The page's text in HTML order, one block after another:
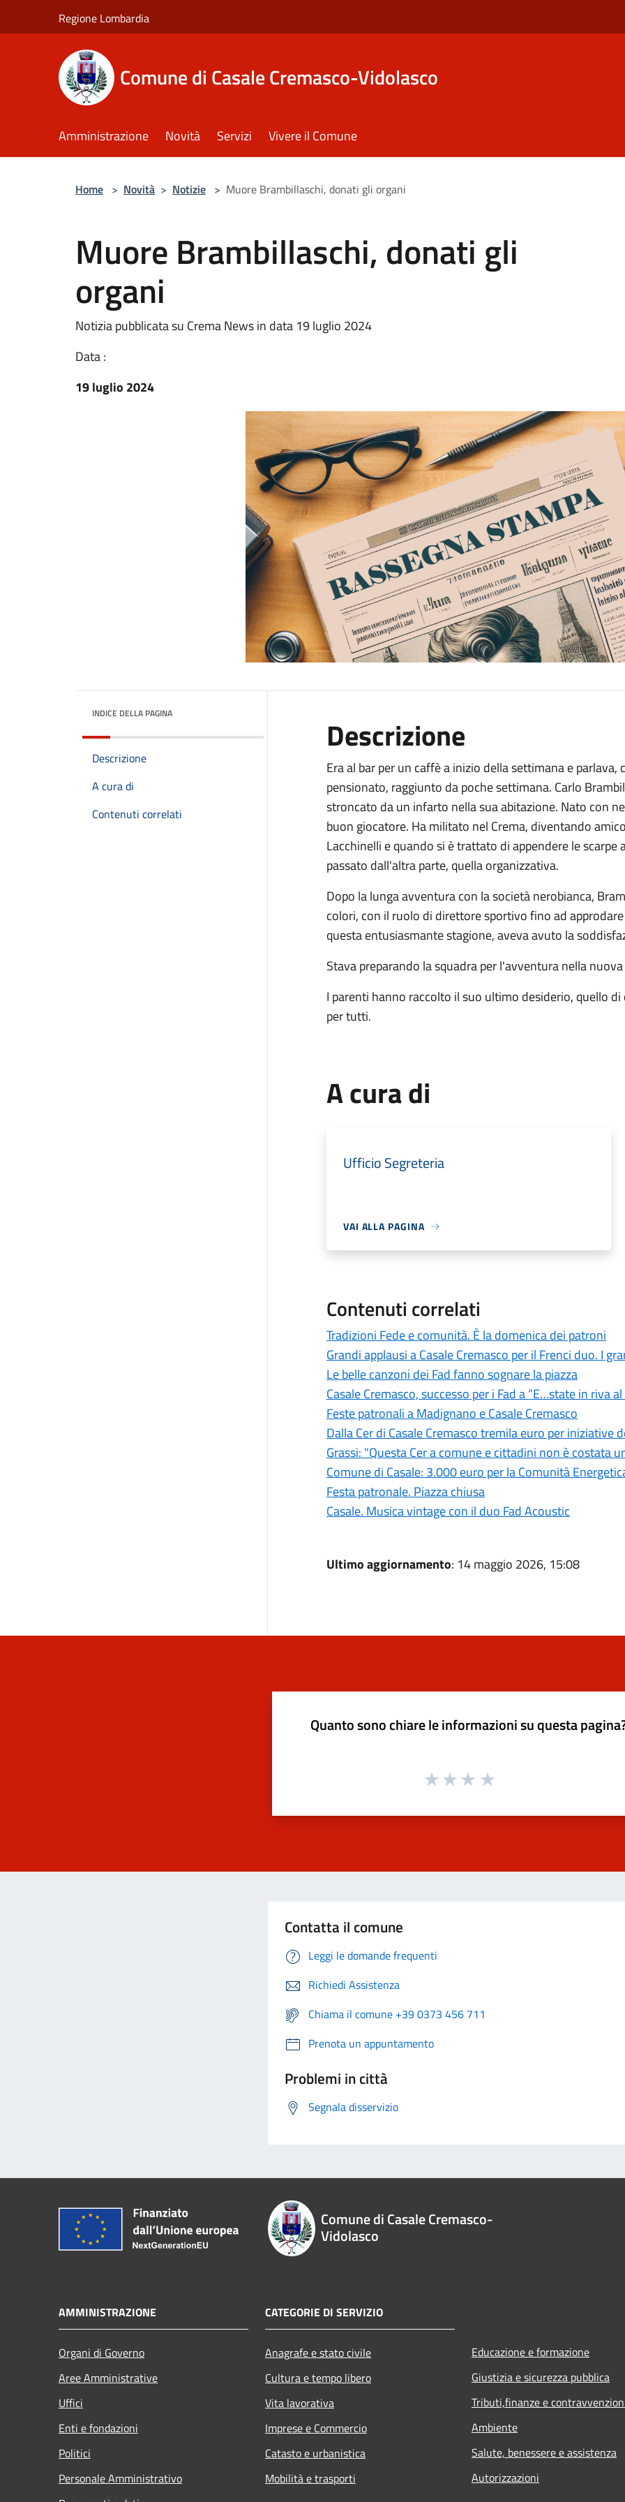
Regione Lombardia
Comune di Casale Cremasco-Vidolasco
Amministrazione Novità Servizi Vivere il Comune
Home > Novità > Notizie > Muore Brambillaschi, donati gli organi
Muore Brambillaschi, donati gli
organi
Notizia pubblicata su Crema News in data 19 luglio 2024
Data :
19 luglio 2024
INDICE DELLA PAGINA
Descrizione
A cura di
Contenuti correlati
Descrizione
Era al bar per un caffè a inizio della settimana e
pensionato, raggiunto da poche settimana. Carlo
stroncato da un infarto nella sua abitazione. Nato con
buon giocatore. Ha militato nel Crema, diventando
Lacchinelli e quando si è trattato di appendere le
passato dall'altra parte, quella organizzativa.
Dopo la lunga avventura con la società nerobianca,
colori, con il ruolo di direttore sportivo fino ad
questa entusiasmante stagione, aveva avuto la
Stava preparando la squadra per l'avventura nella
I parenti hanno raccolto il suo ultimo desiderio, quello
per tutti.
A cura di
Ufficio Segreteria
VAI ALLA PAGINA
Contenuti correlati
Tradizioni Fede e comunità. È la domenica dei patroni
Grandi applausi a Casale Cremasco per il Frenci duo. I
Le belle canzoni dei Fad fanno sognare la piazza
Casale Cremasco, successo per i Fad a “E…state in riva
Feste patronali a Madignano e Casale Cremasco
Dalla Cer di Casale Cremasco tremila euro per
Grassi: "Questa Cer a comune e cittadini non è costata
Comune di Casale: 3.000 euro per la Comunità
Festa patronale. Piazza chiusa
Casale. Musica vintage con il duo Fad Acoustic
Ultimo aggiornamento: 14 maggio 2026, 15:08
Quanto sono chiare le informazioni su questa
Contatta il comune
Leggi le domande frequenti
Richiedi Assistenza
Chiama il comune +39 0373 456 711
Prenota un appuntamento
Problemi in città
Segnala disservizio
Comune di Casale Cremasco-
Vidolasco
AMMINISTRAZIONE
Organi di Governo
Aree Amministrative
Uffici
Enti e fondazioni
Politici
Personale Amministrativo
CATEGORIE DI SERVIZIO
Anagrafe e stato civile
Cultura e tempo libero
Vita lavorativa
Imprese e Commercio
Catasto e urbanistica
Mobilità e trasporti
Educazione e formazione
Giustizia e sicurezza pubblica
Tributi,finanze e
Ambiente
Salute, benessere e assistenza
Autorizzazioni